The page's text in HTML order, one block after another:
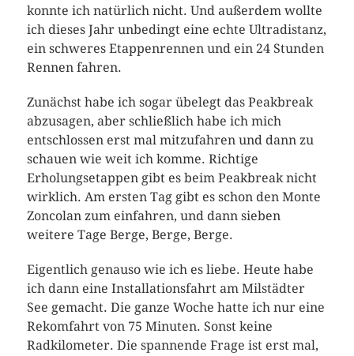
konnte ich natürlich nicht. Und außerdem wollte
ich dieses Jahr unbedingt eine echte Ultradistanz,
ein schweres Etappenrennen und ein 24 Stunden
Rennen fahren.
Zunächst habe ich sogar übelegt das Peakbreak
abzusagen, aber schließlich habe ich mich
entschlossen erst mal mitzufahren und dann zu
schauen wie weit ich komme. Richtige
Erholungsetappen gibt es beim Peakbreak nicht
wirklich. Am ersten Tag gibt es schon den Monte
Zoncolan zum einfahren, und dann sieben
weitere Tage Berge, Berge, Berge.
Eigentlich genauso wie ich es liebe. Heute habe
ich dann eine Installationsfahrt am Milstädter
See gemacht. Die ganze Woche hatte ich nur eine
Rekomfahrt von 75 Minuten. Sonst keine
Radkilometer. Die spannende Frage ist erst mal,